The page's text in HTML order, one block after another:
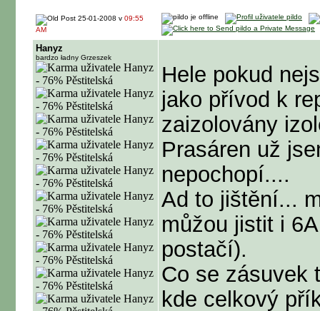
25-01-2008 v 09:55
AM
Hanyz
bardzo ładny Grzeszek
Hele pokud
jako přívod k
zaizolovány
Prasáren už
nepochopí....
Ad to jištění...
můžou jistit i
postačí).
Co se zásuvek
kde celkový